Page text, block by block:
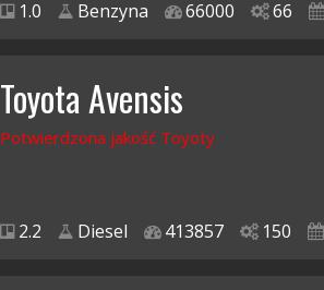
1.0 Benzyna 66000 66
Toyota Avensis
Potwierdzona jakość Toyoty
2.2 Diesel 413857 150